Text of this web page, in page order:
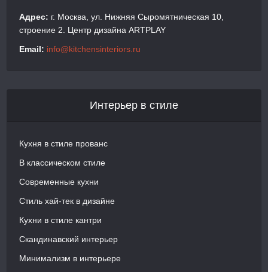
Адрес: г. Москва, ул. Нижняя Сыромятническая 10,
строение 2. Центр дизайна ARTPLAY
Email: info@kitchensinteriors.ru
Интерьер в стиле
Кухня в стиле прованс
В классическом стиле
Современные кухни
Стиль хай-тек в дизайне
Кухни в стиле кантри
Скандинавский интерьер
Минимализм в интерьере